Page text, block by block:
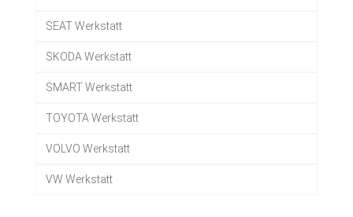
SEAT Werkstatt
SKODA Werkstatt
SMART Werkstatt
TOYOTA Werkstatt
VOLVO Werkstatt
VW Werkstatt